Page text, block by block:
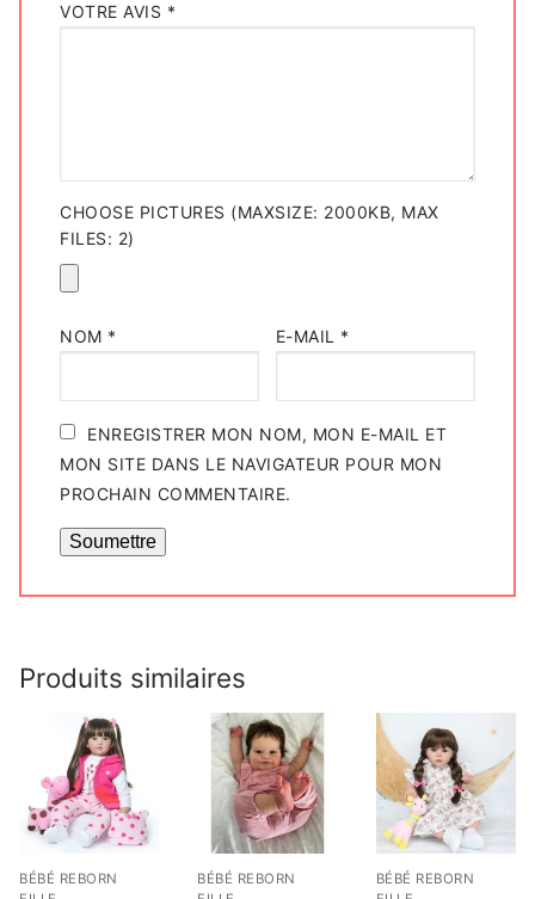
VOTRE AVIS *
CHOOSE PICTURES (MAXSIZE: 2000KB, MAX
FILES: 2)
NOM * E-MAIL *
ENREGISTRER MON NOM, MON E-MAIL ET
MON SITE DANS LE NAVIGATEUR POUR MON
PROCHAIN COMMENTAIRE.
Produits similaires
BÉBÉ REBORN
BÉBÉ REBORN
BÉBÉ REBORN